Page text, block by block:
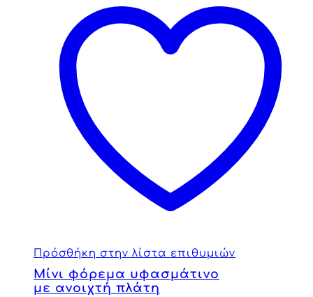
Πρόσθήκη στην λίστα επιθυμιών
Μίνι φόρεμα υφασμάτινο
με ανοιχτή πλάτη